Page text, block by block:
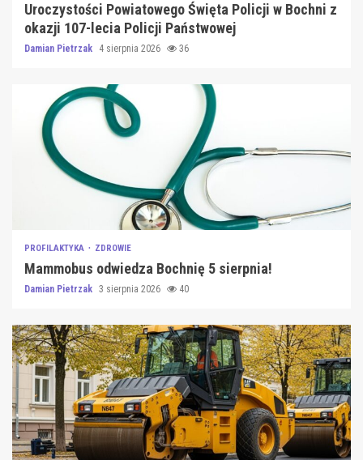
Uroczystości Powiatowego Święta Policji w Bochni z
okazji 107-lecia Policji Państwowej
Damian Pietrzak 4 sierpnia 2026 36
PROFILAKTYKA ZDROWIE
Mammobus odwiedza Bochnię 5 sierpnia!
Damian Pietrzak 3 sierpnia 2026 40